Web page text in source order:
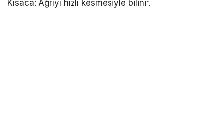
Kısaca: Ağrıyı hızlı kesmesiyle bilinir.